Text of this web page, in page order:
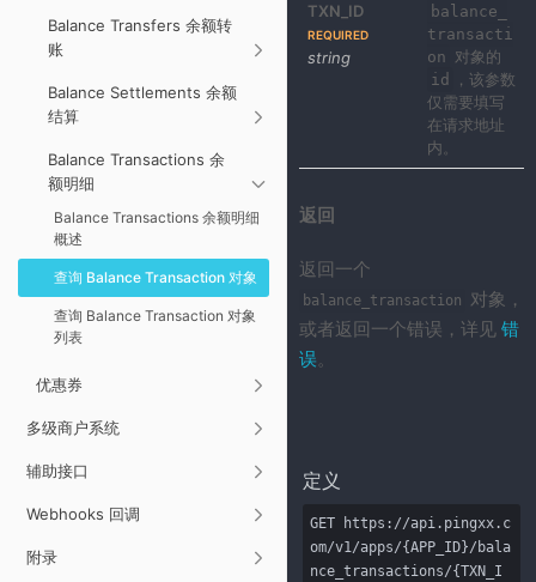
Balance Transfers 余额转
账
Balance Settlements 余额
结算
Balance Transactions 余
额明细
Balance Transactions 余额明细
概述
查询 Balance Transaction 对象
查询 Balance Transaction 对象
列表
优惠券
多级商户系统
辅助接口
Webhooks 回调
附录
TXN_ID
REQUIRED
string
balance_
transacti
on 对象的
id
，该参数
仅需要填写
在请求地址
内。
返回
返回一个
balance_transaction
对象，
或者返回一个错误，详见 错
误 。
定义
GET https://api.pingxx.c
om/v1/apps/{APP_ID}/bala
nce_transactions/{TXN_I